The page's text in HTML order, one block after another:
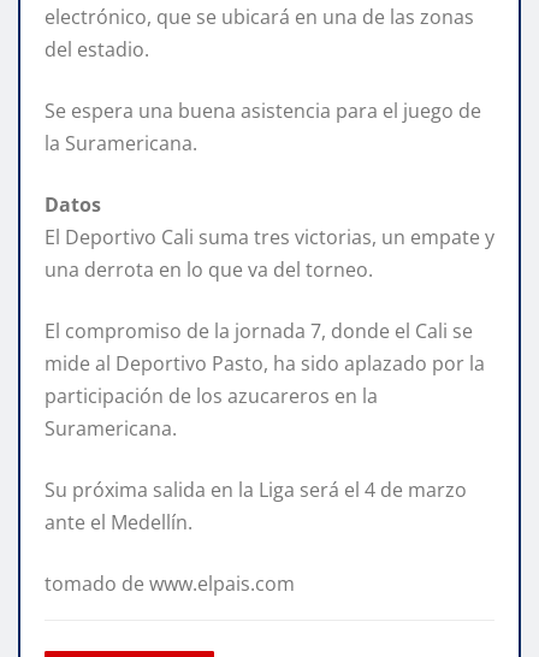
electrónico, que se ubicará en una de las zonas
del estadio.
Se espera una buena asistencia para el juego de
la Suramericana.
Datos
El Deportivo Cali suma tres victorias, un empate y
una derrota en lo que va del torneo.
El compromiso de la jornada 7, donde el Cali se
mide al Deportivo Pasto, ha sido aplazado por la
participación de los azucareros en la
Suramericana.
Su próxima salida en la Liga será el 4 de marzo
ante el Medellín.
tomado de www.elpais.com